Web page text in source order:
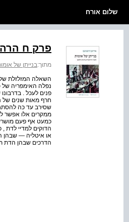
שלום אורח
פרק ח
מתוך:בנייתן של
השאלה המזלזלת של
נפלה האימפריה של
פנים לעכל .
חרף מאות שנים של
שסירב עד כה
ממקרים אלו אפשר
כמעט אף פעם
הדוקים למדיי לדת ,
או איטליה — שבהן
הדרכים שבהן הדת